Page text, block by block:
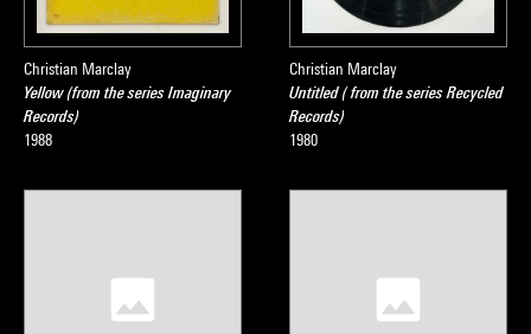
Christian Marclay
Yellow (from the series Imaginary
Records)
1988
Christian Marclay
Untitled ( from the series Recycled
Records)
1980